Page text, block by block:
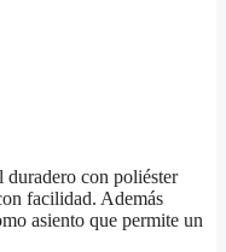
con poliéster
facilidad. Además
asiento que permite un